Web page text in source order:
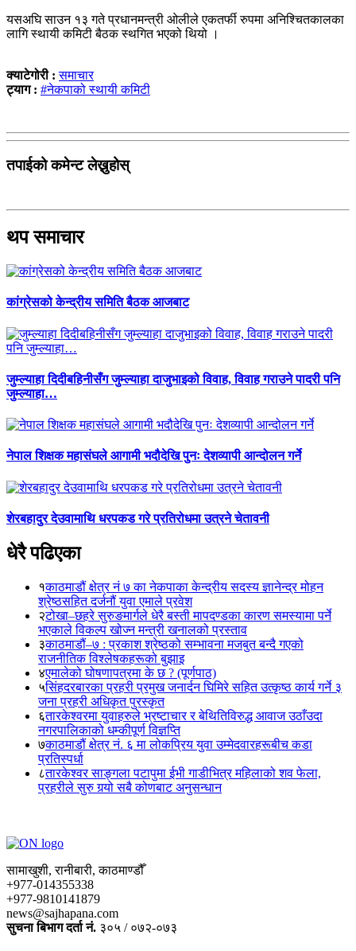
यसअघि साउन १३ गते प्रधानमन्त्री ओलीले एकतर्फी रुपमा अनिश्चितकालका
लागि स्थायी कमिटी बैठक स्थगित भएको थियो ।
क्याटेगोरी :समाचार
ट्याग : #नेकपाको स्थायी कमिटी
तपाईको कमेन्ट लेख्नुहोस्
थप समाचार
कांग्रेसको केन्द्रीय समिति बैठक आजबाट
जुम्ल्याहा दिदीबहिनीसँग जुम्ल्याहा दाजुभाइको विवाह, विवाह गराउने पादरी पनि
जुम्ल्याहा…
नेपाल शिक्षक महासंघले आगामी भदौदेखि पुनः देशव्यापी आन्दोलन गर्ने
शेरबहादुर देउवामाथि धरपकड गरे प्रतिरोधमा उत्रने चेतावनी
धेरै पढिएका
१काठमाडौं क्षेत्र नं ७ का नेकपाका केन्द्रीय सदस्य ज्ञानेन्द्र मोहन
श्रेष्ठसहित दर्जनौं युवा एमाले प्रवेश
२टोखा–छहरे सुरुङमार्गले धेरै बस्ती मापदण्डका कारण समस्यामा पर्ने
भएकाले विकल्प खोज्न मन्त्री खनालको प्रस्ताव
३काठमाडौं–७ : प्रकाश श्रेष्ठको सम्भावना मजबुत बन्दै गएको
राजनीतिक विश्लेषकहरूको बुझाइ
४एमालेको घोषणापत्रमा के छ ? (पूर्णपाठ)
५सिंहदरबारका प्रहरी प्रमुख जनार्दन घिमिरे सहित उत्कृष्ठ कार्य गर्ने ३
जना प्रहरी अधिकृत पुरस्कृत
६तारकेश्वरमा युवाहरुले भ्रष्टाचार र बेथितिविरुद्ध आवाज उठाँउदा
नगरपालिकाको धम्कीपूर्ण विज्ञप्ति
७काठमाडौं क्षेत्र नं. ६ मा लोकप्रिय युवा उम्मेदवारहरूबीच कडा
प्रतिस्पर्धा
८तारकेश्वर साङ्गला पटापुमा ईभी गाडीभित्र महिलाको शव फेला,
प्रहरीले सुरु गर्‍यो सबै कोणबाट अनुसन्धान
सामाखुशी, रानीबारी, काठमाण्डौँ
+977-014355338
+977-9810141879
news@sajhapana.com
सुचना बिभाग दर्ता नं. ३०५ / ०७२-०७३